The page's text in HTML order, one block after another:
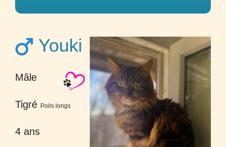
Youki
Mâle
Tigré Poils longs
4 ans